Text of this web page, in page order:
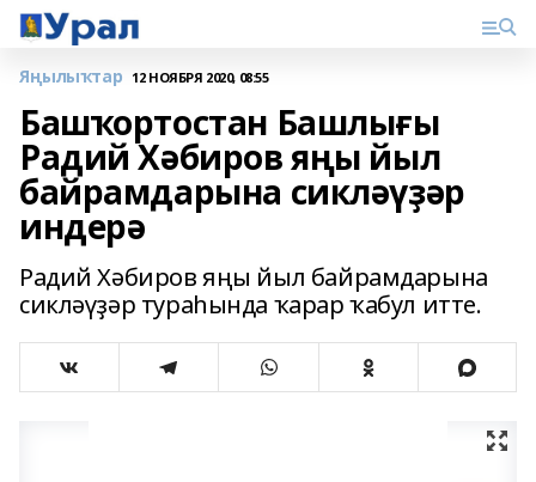
Яңылыҡтар 12 НОЯБРЯ 2020, 08:55
Башҡортостан Башлығы
Радий Хәбиров яңы йыл
байрамдарына сикләүҙәр
индерә
Радий Хәбиров яңы йыл байрамдарына
сикләүҙәр тураһында ҡарар ҡабул итте.